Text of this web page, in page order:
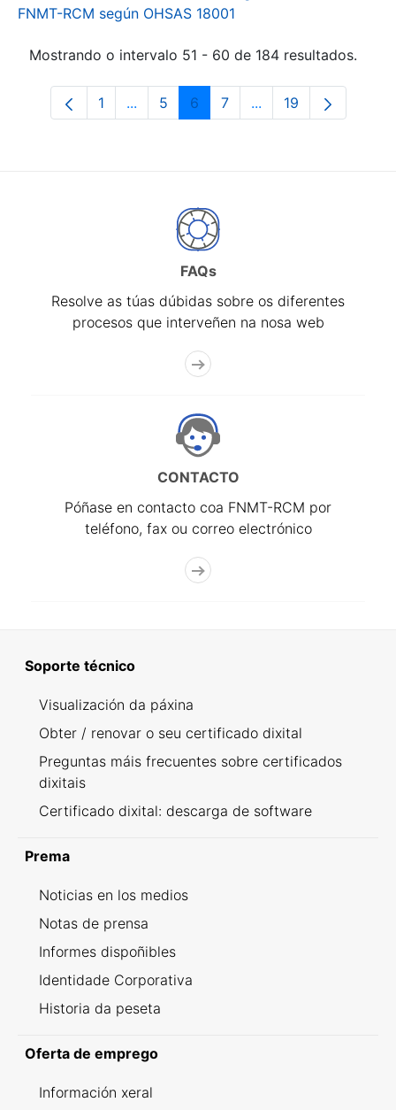
FNMT-RCM según OHSAS 18001
Mostrando o intervalo 51 - 60 de 184 resultados.
Páxina
1 ...Páxinas intermedias Use pestaña para
Páxina
5 Páxina
6 Páxina
7 ...Páxinas intermedias
Páxina
19
FAQs
Resolve as túas dúbidas sobre os diferentes
procesos que interveñen na nosa web
CONTACTO
Póñase en contacto coa FNMT-RCM por
teléfono, fax ou correo electrónico
Soporte técnico
Visualización da páxina
Obter / renovar o seu certificado dixital
Preguntas máis frecuentes sobre certificados
dixitais
Certificado dixital: descarga de software
Prema
Noticias en los medios
Notas de prensa
Informes dispoñibles
Identidade Corporativa
Historia da peseta
Oferta de emprego
Información xeral